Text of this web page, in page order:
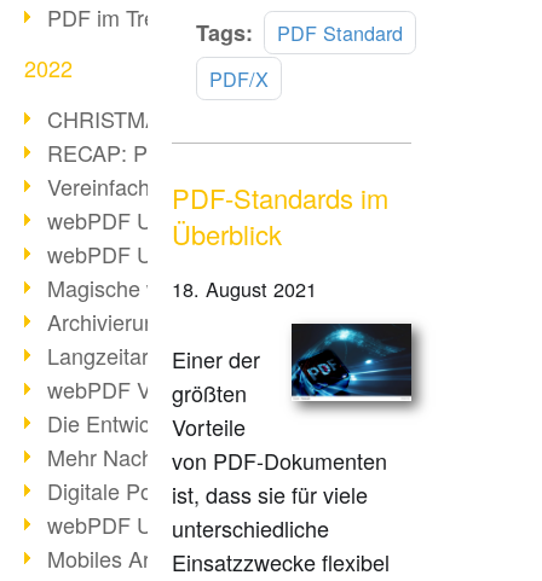
PDF im Trend
2022
CHRISTMAS 2022 loading
RECAP: PDF Days Europe 2022
Vereinfachung Personalprozesse
webPDF Update 8.0.0.2727
webPDF Update 9.0.0.2732
Magische webPDF Version 9
Archivierung: Aufbewahrungsfristen
Langzeitarchivierung mit PDF/A
webPDF Video - Behind the Scenes
Die Entwicklung von PDF/X
Mehr Nachhaltigkeit durch PDF
Digitale Post als PDF/A
webPDF Update 8.0.0.2531
Mobiles Arbeiten mit PDF
Tags:
PDF Standard
PDF/X
PDF-Standards im
Überblick
18. August 2021
Einer der
größten
Vorteile
von PDF-Dokumenten
ist, dass sie für viele
unterschiedliche
Einsatzzwecke flexibel